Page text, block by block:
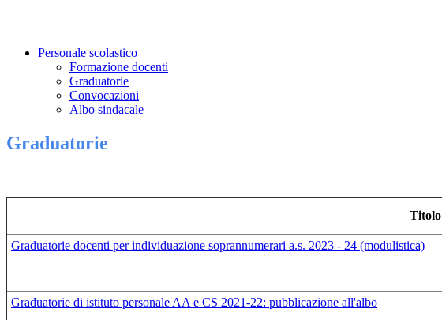
Personale scolastico
Formazione docenti
Graduatorie
Convocazioni
Albo sindacale
Graduatorie
Titolo
Graduatorie docenti per individuazione soprannumerari a.s. 2023 - 24 (modulistica)
Graduatorie di istituto personale AA e CS 2021-22: pubblicazione all'albo